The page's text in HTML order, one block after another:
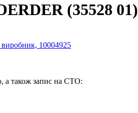
(35528 01)
а також запис на СТО: